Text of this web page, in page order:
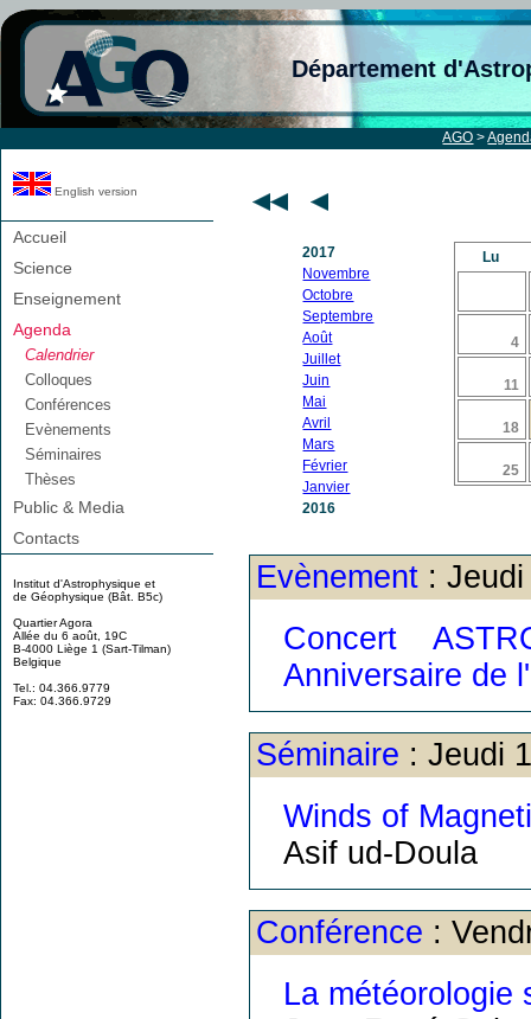
Département
AGO >
English version
Accueil
Science
Enseignement
Agenda
Calendrier
Colloques
Conférences
Evènements
Séminaires
Thèses
Public & Media
Contacts
Institut d'Astrophysique et
de Géophysique (Bât. B5c)
Quartier Agora
Allée du 6 août, 19C
B-4000 Liège 1 (Sart-Tilman)
Belgique
Tel.: 04.366.9779
Fax: 04.366.9729
2017
Novembre
Octobre
Septembre
Août
Juillet
Juin
Mai
Avril
Mars
Février
Janvier
2016
Lu
4
11
18
25
Evènement :
Concert
Anniversaire de
Séminaire : Jeudi
Winds of
Asif ud-Doula
Conférence :
La météorologie